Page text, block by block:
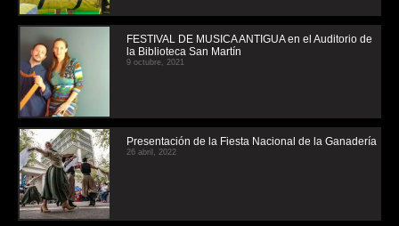
FESTIVAL DE MUSICA ANTIGUA en el Auditorio de
la Biblioteca San Martín
9 octubre, 2021
Presentación de la Fiesta Nacional de la Ganadería
26 abril, 2022